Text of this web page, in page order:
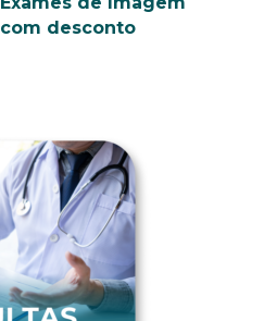
com desconto